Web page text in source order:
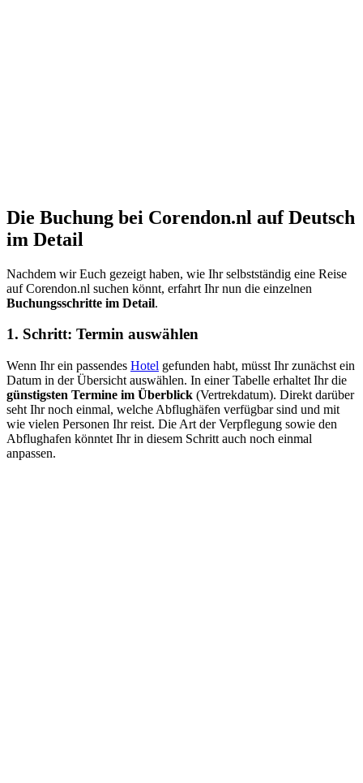
Die Buchung bei Corendon.nl auf Deutsch
im Detail
Nachdem wir Euch gezeigt haben, wie Ihr selbstständig eine Reise
auf Corendon.nl suchen könnt, erfahrt Ihr nun die einzelnen
Buchungsschritte im Detail.
1. Schritt: Termin auswählen
Wenn Ihr ein passendes Hotel gefunden habt, müsst Ihr zunächst ein
Datum in der Übersicht auswählen. In einer Tabelle erhaltet Ihr die
günstigsten Termine im Überblick (Vertrekdatum). Direkt darüber
seht Ihr noch einmal, welche Abflughäfen verfügbar sind und mit
wie vielen Personen Ihr reist. Die Art der Verpflegung sowie den
Abflughafen könntet Ihr in diesem Schritt auch noch einmal
anpassen.